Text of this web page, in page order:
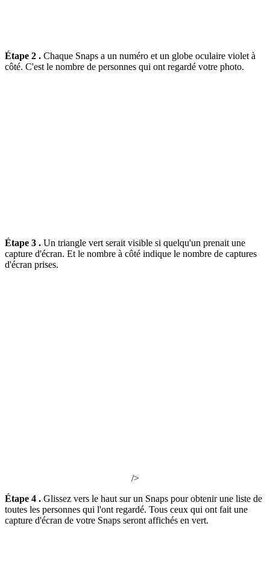
Étape 2 . Chaque Snaps a un numéro et un globe oculaire violet à
côté. C'est le nombre de personnes qui ont regardé votre photo.
Étape 3 . Un triangle vert serait visible si quelqu'un prenait une
capture d'écran. Et le nombre à côté indique le nombre de captures
d'écran prises.
/>
Étape 4 . Glissez vers le haut sur un Snaps pour obtenir une liste de
toutes les personnes qui l'ont regardé. Tous ceux qui ont fait une
capture d'écran de votre Snaps seront affichés en vert.